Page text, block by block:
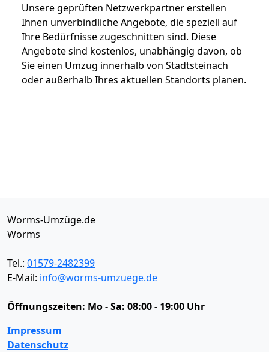
Unsere geprüften Netzwerkpartner erstellen
Ihnen unverbindliche Angebote, die speziell auf
Ihre Bedürfnisse zugeschnitten sind. Diese
Angebote sind kostenlos, unabhängig davon, ob
Sie einen Umzug innerhalb von Stadtsteinach
oder außerhalb Ihres aktuellen Standorts planen.
Worms-Umzüge.de
Worms
Tel.: 01579-2482399
E-Mail: info@worms-umzuege.de
Öffnungszeiten: Mo - Sa: 08:00 - 19:00 Uhr
Impressum
Datenschutz